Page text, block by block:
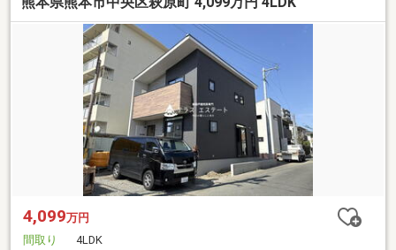
4,099万円
間取り
4LDK